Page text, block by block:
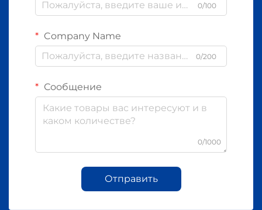
0/100
Company Name
0/200
Сообщение
0/1000
Отправить